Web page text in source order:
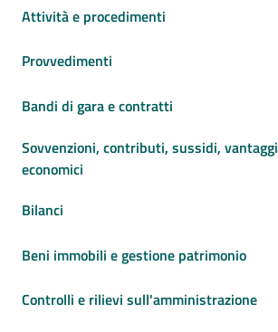
Attività e procedimenti
Provvedimenti
Bandi di gara e contratti
Sovvenzioni, contributi, sussidi, vantaggi
economici
Bilanci
Beni immobili e gestione patrimonio
Controlli e rilievi sull'amministrazione